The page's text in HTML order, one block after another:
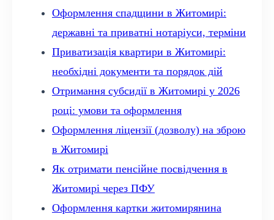
Оформлення спадщини в Житомирі:
державні та приватні нотаріуси, терміни
Приватизація квартири в Житомирі:
необхідні документи та порядок дій
Отримання субсидії в Житомирі у 2026
році: умови та оформлення
Оформлення ліцензії (дозволу) на зброю
в Житомирі
Як отримати пенсійне посвідчення в
Житомирі через ПФУ
Оформлення картки житомирянина